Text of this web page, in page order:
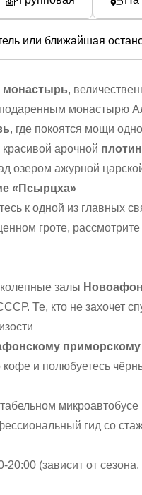
или ближайшая
монастырь,
монастырю
, где покоятся мощи
арочной
озером ажурной
«Псырцха»
к одной из главных
гроте,
залы
Те, кто не захочет
приморскому
кофе и полюбуетесь
гид со
(зависит от сезона,